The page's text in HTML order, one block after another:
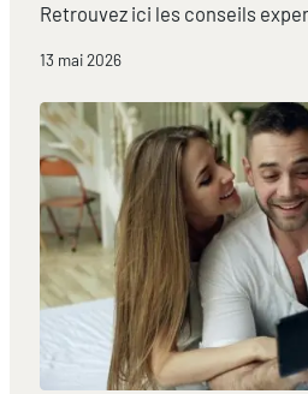
Retrouvez ici les conseils
13 mai 2026